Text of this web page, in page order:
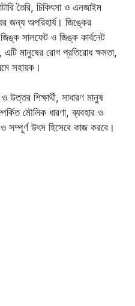
তৈরি, চিকিৎসা ও এনজাইম
জন্য অপরিহার্য। জিঙ্কের
সালফেট ও জিঙ্ক কার্বনেট
মানুষের রোগ প্রতিরোধ ক্ষমতা,
সহায়ক।
শিক্ষার্থী, সাধারণ মানুষ
মৌলিক ধারণা, ব্যবহার ও
ও সম্পূর্ণ উৎস হিসেবে কাজ করবে।